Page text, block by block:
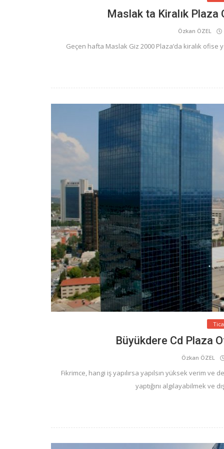
Maslak ta Kiralık
Özkan ÖZEL
Geçen hafta Maslak Giz 2000 Plaza’da kiralık
Büyükdere Cd Plaza
Özkan ÖZEL
Fikrimce, hangi iş yapılırsa yapılsın yüksek verim
yaptığını algılayabilmek ve